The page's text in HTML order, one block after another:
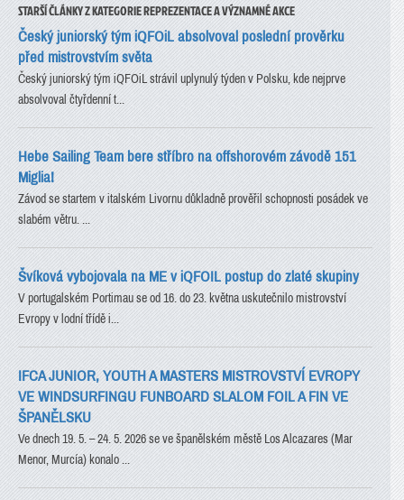
STARŠÍ ČLÁNKY Z KATEGORIE REPREZENTACE A VÝZNAMNÉ AKCE
Český juniorský tým iQFOiL absolvoval poslední prověrku
před mistrovstvím světa
Český juniorský tým iQFOiL strávil uplynulý týden v Polsku, kde nejprve
absolvoval čtyřdenní t...
Hebe Sailing Team bere stříbro na offshorovém závodě 151
Miglia!
Závod se startem v italském Livornu důkladně prověřil schopnosti posádek ve
slabém větru. ...
Švíková vybojovala na ME v iQFOIL postup do zlaté skupiny
V portugalském Portimau se od 16. do 23. května uskutečnilo mistrovství
Evropy v lodní třídě i...
IFCA JUNIOR, YOUTH A MASTERS MISTROVSTVÍ EVROPY
VE WINDSURFINGU FUNBOARD SLALOM FOIL A FIN VE
ŠPANĚLSKU
Ve dnech 19. 5. – 24. 5. 2026 se ve španělském městě Los Alcazares (Mar
Menor, Murcía) konalo ...